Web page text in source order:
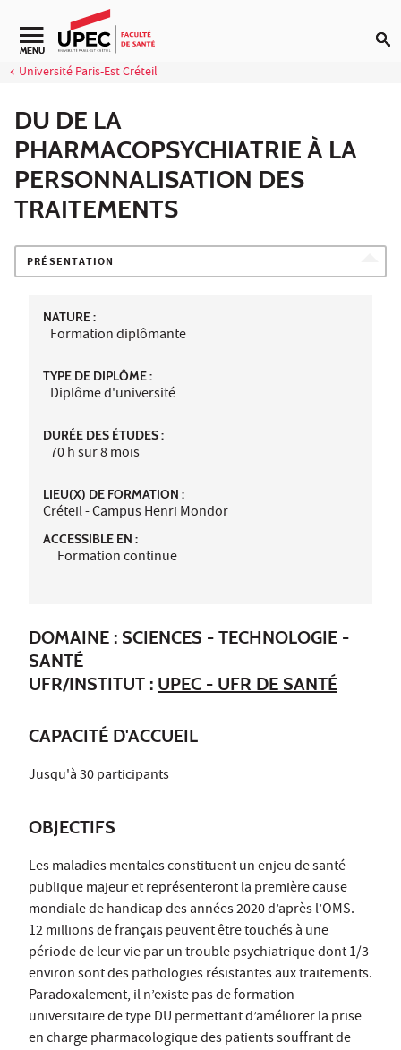
Aller au contenu
Navigation secondaire
MENU
Université Paris-Est Créteil
DU DE LA
PHARMACOPSYCHIATRIE À LA
PERSONNALISATION DES
TRAITEMENTS
PRÉSENTATION
NATURE :
Formation diplômante
TYPE DE DIPLÔME :
Diplôme d'université
DURÉE DES ÉTUDES :
70 h sur 8 mois
LIEU(X) DE FORMATION :
Créteil - Campus Henri Mondor
ACCESSIBLE EN :
Formation continue
DOMAINE : SCIENCES - TECHNOLOGIE -
SANTÉ
UFR/INSTITUT : UPEC - UFR DE SANTÉ
CAPACITÉ D'ACCUEIL
Jusqu'à 30 participants
OBJECTIFS
Les maladies mentales constituent un enjeu de santé
publique majeur et représenteront la première cause
mondiale de handicap des années 2020 d’après l’OMS.
12 millions de français peuvent être touchés à une
période de leur vie par un trouble psychiatrique dont 1/3
environ sont des pathologies résistantes aux traitements.
Paradoxalement, il n’existe pas de formation
universitaire de type DU permettant d’améliorer la prise
en charge pharmacologique des patients souffrant de